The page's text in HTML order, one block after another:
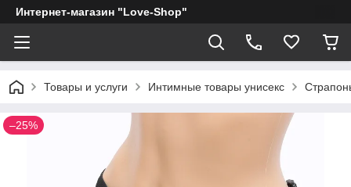
Интернет-магазин "Love-Shop"
Товары и услуги Интимные товары унисекс
–25%